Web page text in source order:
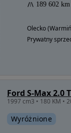
189 602 km
Olecko
Prywatny
Ford S-Max 2.0
Wyróżnione